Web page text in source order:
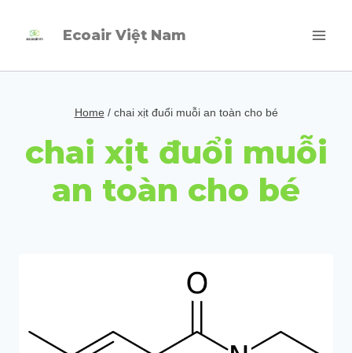
Ecoair Việt Nam
Home / chai xịt đuổi muỗi an toàn cho bé
chai xịt đuổi muỗi
an toàn cho bé